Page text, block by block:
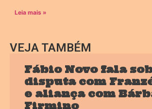
Leia mais »
VEJA TAMBÉM
Fábio Novo fala
disputa com
e aliança com
Firmino